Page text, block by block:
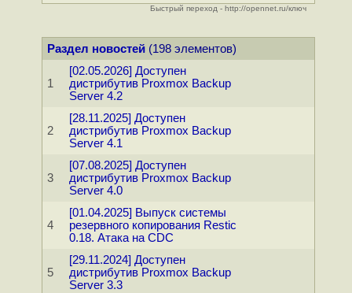
Быстрый переход - http://opennet.ru/ключ
Раздел новостей(198 элементов)
1
[02.05.2026] Доступен
дистрибутив Proxmox Backup
Server 4.2
2
[28.11.2025] Доступен
дистрибутив Proxmox Backup
Server 4.1
3
[07.08.2025] Доступен
дистрибутив Proxmox Backup
Server 4.0
4
[01.04.2025] Выпуск системы
резервного копирования Restic
0.18. Атака на CDC
5
[29.11.2024] Доступен
дистрибутив Proxmox Backup
Server 3.3